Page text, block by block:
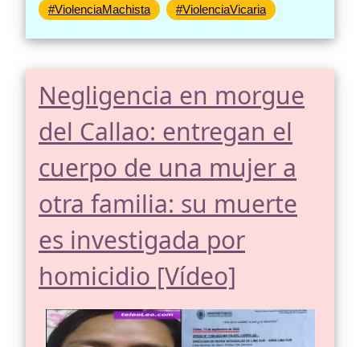
#ViolenciaMachista #ViolenciaVicaria
Negligencia en morgue
del Callao: entregan el
cuerpo de una mujer a
otra familia: su muerte
es investigada por
homicidio [Vídeo]